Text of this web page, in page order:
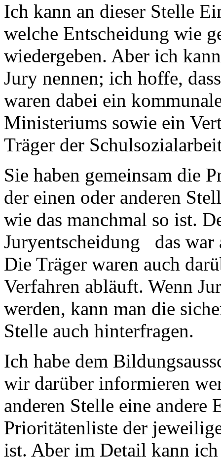
Ich kann an dieser Stelle
welche Entscheidung wie
wiedergeben. Aber ich
Jury nennen; ich hoffe,
waren dabei ein
Ministeriums sowie ein
Träger der
Sie haben gemeinsam die
der einen oder anderen
wie das manchmal so ist.
Juryentscheidung das war
Die Träger waren auch
Verfahren abläuft. Wenn
werden, kann man die
Stelle auch hinterfragen.
Ich habe dem
wir darüber informieren
anderen Stelle eine andere
Prioritätenliste der
ist. Aber im Detail kann